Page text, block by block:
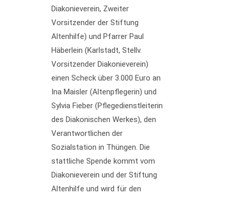
Diakonieverein, Zweiter
Vorsitzender der Stiftung
Altenhilfe) und Pfarrer Paul
Häberlein (Karlstadt, Stellv.
Vorsitzender Diakonieverein)
einen Scheck über 3.000 Euro an
Ina Maisler (Altenpflegerin) und
Sylvia Fieber (Pflegedienstleiterin
des Diakonischen Werkes), den
Verantwortlichen der
Sozialstation in Thüngen. Die
stattliche Spende kommt vom
Diakonieverein und der Stiftung
Altenhilfe und wird für den